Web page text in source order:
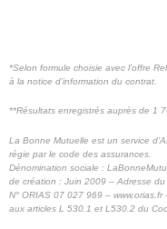
*Selon formule choisie avec l’offre
à la notice d’information du contrat.
**Résultats enregistrés auprès de 1
La Bonne Mutuelle est un service
régie par le code des assurances.
Dénomination sociale :
de création : Juin 2009 – Adresse
N° ORIAS 07 027 969 –
aux articles L 530.1 et L530.2 du